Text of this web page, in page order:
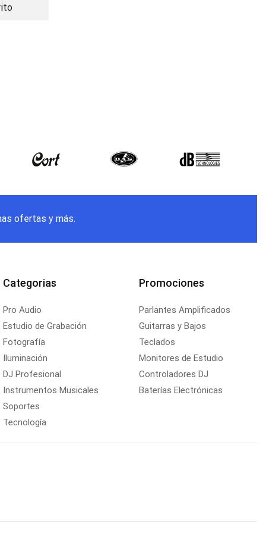
ofertas y más.
Categorias
Pro Audio
Estudio de Grabación
Fotografía
Iluminación
DJ Profesional
Instrumentos Musicales
Soportes
Tecnología
Promociones
Parlantes Amplificados
Guitarras y Bajos
Teclados
Monitores de Estudio
Controladores DJ
Baterías Electrónicas